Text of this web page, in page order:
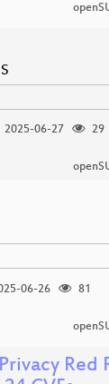
2025-06-27
29
06-26
81
Red